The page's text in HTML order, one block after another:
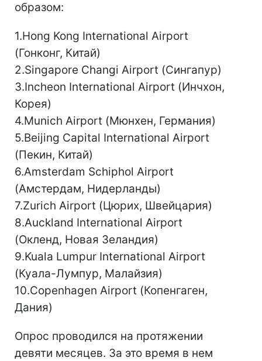
образом:
1.Hong Kong International Airport
(Гонконг, Китай)
2.Singapore Changi Airport (Сингапур)
3.Incheon International Airport (Инчхон,
Корея)
4.Munich Airport (Мюнхен, Германия)
5.Beijing Capital International Airport
(Пекин, Китай)
6.Amsterdam Schiphol Airport
(Амстердам, Нидерланды)
7.Zurich Airport (Цюрих, Швейцария)
8.Auckland International Airport
(Окленд, Новая Зеландия)
9.Kuala Lumpur International Airport
(Куала-Лумпур, Малайзия)
10.Copenhagen Airport (Копенгаген,
Дания)
Опрос проводился на протяжении
девяти месяцев. За это время в нем